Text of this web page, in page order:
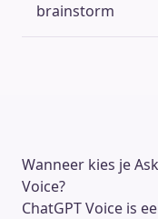
brainstorm
Wanneer kies je
Voice?
ChatGPT Voice is